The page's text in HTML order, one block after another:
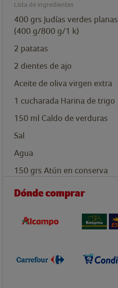
Lista de ingredientes
400 grs Judías verdes planas
(400 g/800 g/1 k)
2 patatas
2 dientes de ajo
Aceite de oliva virgen extra
1 cucharada Harina de trigo
150 ml Caldo de verduras
Sal
Agua
150 grs Atún en conserva
Dónde comprar